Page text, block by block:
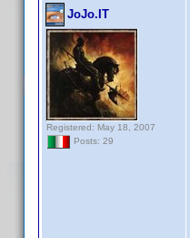
JoJo.IT
Registered: May 18, 2007
Posts: 29